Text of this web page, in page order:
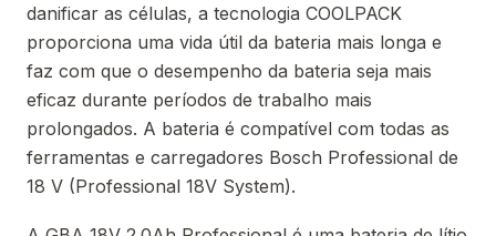
danificar as células, a tecnologia COOLPACK
proporciona uma vida útil da bateria mais longa e
faz com que o desempenho da bateria seja mais
eficaz durante períodos de trabalho mais
prolongados. A bateria é compatível com todas as
ferramentas e carregadores Bosch Professional de
18 V (Professional 18V System).